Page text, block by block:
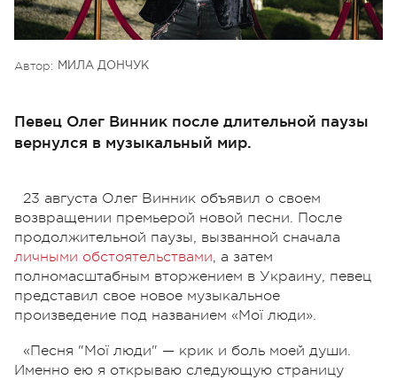
Автор: МИЛА ДОНЧУК
Певец Олег Винник после длительной паузы
вернулся в музыкальный мир.
23 августа Олег Винник объявил о своем
возвращении премьерой новой песни. После
продолжительной паузы, вызванной сначала
личными обстоятельствами, а затем
полномасштабным вторжением в Украину, певец
представил свое новое музыкальное
произведение под названием «Мої люди».
«Песня "Мої люди" — крик и боль моей души.
Именно ею я открываю следующую страницу